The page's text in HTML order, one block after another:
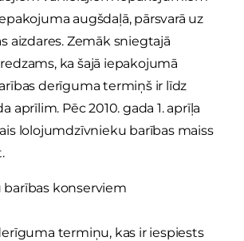
augšdaļā, pārsvarā uz
aizdares. Zemāk sniegtajā
ka šajā iepakojumā
derīguma termiņš ir līdz
aprīlim. Pēc 2010. gada 1. aprīļa
lolojumdzīvnieku barības maiss
konserviem
termiņu, kas ir iespiests